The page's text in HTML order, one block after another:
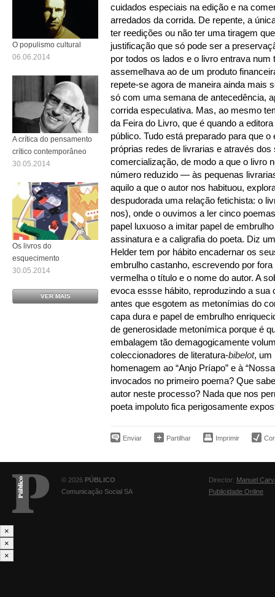
cuidados especiais na edição e na
arredados da corrida. De repente, a
ter reedições ou não ter uma tiragem
justificação que só pode ser a
por todos os lados e o livro entrava
assemelhava ao de um produto
repete-se agora de maneira ainda mais
só com uma semana de antecedência,
corrida especulativa. Mas, ao mesmo
da Feira do Livro, que é quando a
público. Tudo está preparado para que
próprias redes de livrarias e através dos
comercialização, de modo a que o livro
número reduzido — às pequenas
aquilo a que o autor nos habituou,
despudorada uma relação fetichista: o
nos), onde o ouvimos a ler cinco
papel luxuoso a imitar papel de
assinatura e a caligrafia do poeta. Diz
Helder tem por hábito encadernar os
embrulho castanho, escrevendo por
vermelha o título e o nome do autor. A
evoca essse hábito, reproduzindo a sua
antes que esgotem as metonímias do
capa dura e papel de embrulho
de generosidade metonímica porque é
embalagem tão demagogicamente
coleccionadores de literatura-bibelot, um
homenagem ao “Anjo Príapo” e à
invocados no primeiro poema? Que
autor neste processo? Nada que nos
poeta impoluto fica perigosamente
Enviar Partilhar Imprimir
O populismo cultural
06.06.2014
A crítica do pensamento
crítico contemporâneo
30.05.2014
Os livros do
esquecimento
30.05.2014
VER MAIS
© 2026 PÚBLICO
Comunicação Social SA
Director: Manuel
Publicidade Online
×
×
×